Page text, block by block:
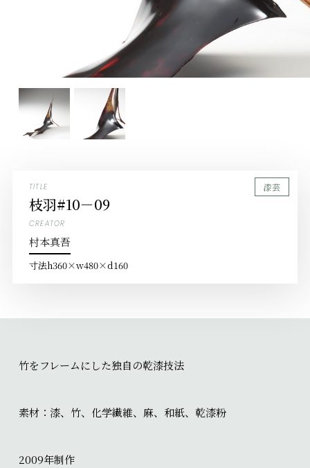
TITLE
枝羽#10－09
CREATOR
村本真吾
寸法h360×w480×d160
漆芸
竹をフレームにした独自の乾漆技法
素材：漆、竹、化学繊維、麻、和紙、乾漆粉
2009年制作